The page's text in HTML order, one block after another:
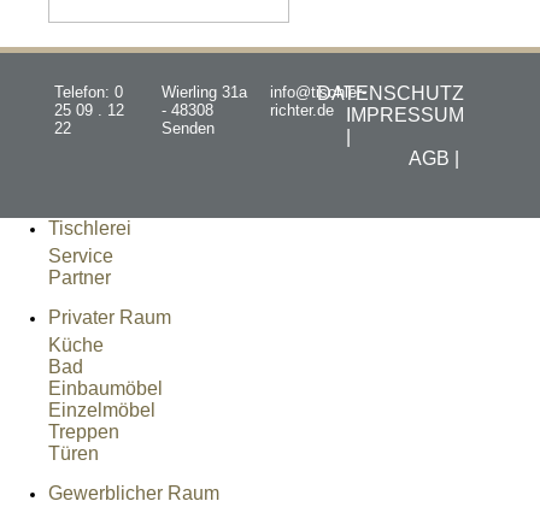
Telefon: 0
25 09 . 12
22
Wierling 31a
- 48308
Senden
info@tischler-
richter.de
DATENSCHUTZ
IMPRESSUM
AGB |
Tischlerei
Service
Partner
Privater Raum
Küche
Bad
Einbaumöbel
Einzelmöbel
Treppen
Türen
Gewerblicher Raum